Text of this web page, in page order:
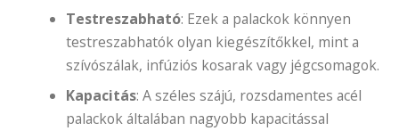
Testreszabható: Ezek a palackok könnyen
testreszabhatók olyan kiegészítőkkel, mint a
szívószálak, infúziós kosarak vagy jégcsomagok.
Kapacitás: A széles szájú, rozsdamentes acél
palackok általában nagyobb kapacitással